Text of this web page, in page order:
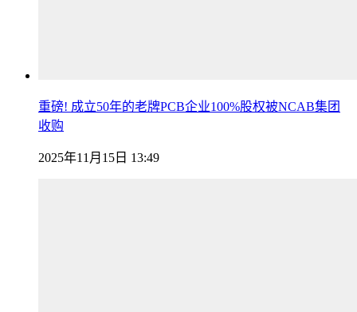
重磅! 成立50年的老牌PCB企业100%股权被NCAB集团
收购
2025年11月15日 13:49